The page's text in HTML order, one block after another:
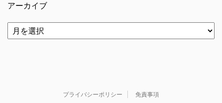
アーカイブ
プライバシーポリシー 免責事項